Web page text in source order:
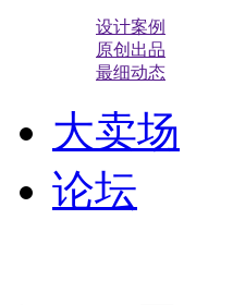
设计案例
原创出品
最细动态
大卖场
论坛